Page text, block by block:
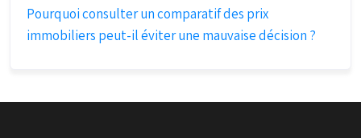
Pourquoi consulter un comparatif des prix
immobiliers peut-il éviter une mauvaise décision ?